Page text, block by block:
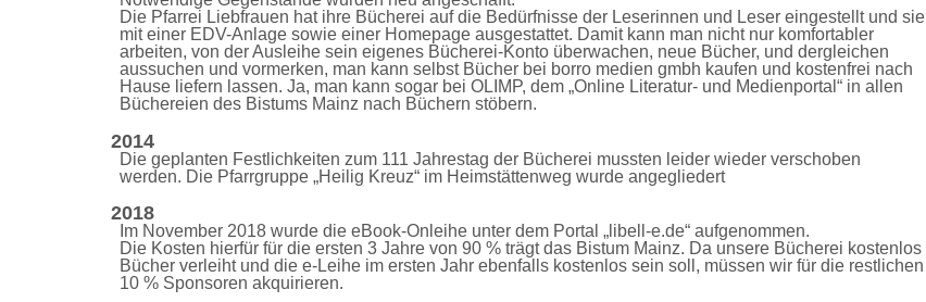
Die Pfarrei Liebfrauen hat ihre Bücherei auf die Bedürfnisse der Leserinnen und Leser eingestellt und sie
mit einer EDV-Anlage sowie einer Homepage ausgestattet. Damit kann man nicht nur komfortabler
arbeiten, von der Ausleihe sein eigenes Bücherei-Konto überwachen, neue Bücher, und dergleichen
aussuchen und vormerken, man kann selbst Bücher bei borro medien gmbh kaufen und kostenfrei nach
Hause liefern lassen. Ja, man kann sogar bei OLIMP, dem „Online Literatur- und Medienportal“ in allen
Büchereien des Bistums Mainz nach Büchern stöbern.
2014
Die geplanten Festlichkeiten zum 111 Jahrestag der Bücherei mussten leider wieder verschoben
werden. Die Pfarrgruppe „Heilig Kreuz“ im Heimstättenweg wurde angegliedert
2018
Im November 2018 wurde die eBook-Onleihe unter dem Portal „libell-e.de“ aufgenommen.
Die Kosten hierfür für die ersten 3 Jahre von 90 % trägt das Bistum Mainz. Da unsere Bücherei kostenlos
Bücher verleiht und die e-Leihe im ersten Jahr ebenfalls kostenlos sein soll, müssen wir für die restlichen
10 % Sponsoren akquirieren.